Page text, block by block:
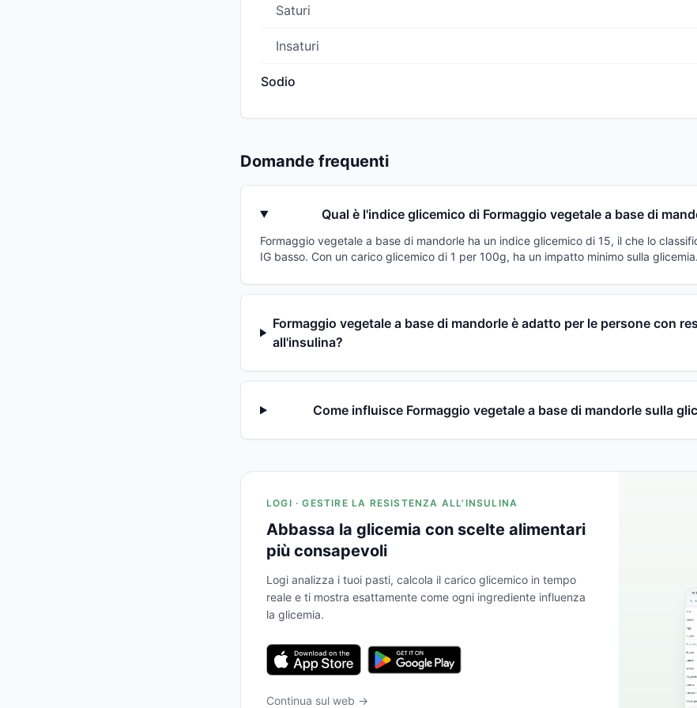
Saturi
Insaturi
Sodio
Domande frequenti
Qual è l'indice glicemico di Formaggio vegetale a base di
Formaggio vegetale a base di mandorle ha un indice glicemico di 15, il che lo
IG basso. Con un carico glicemico di 1 per 100g, ha un impatto minimo sulla glicemia.
Formaggio vegetale a base di mandorle è adatto per le persone con
all'insulina?
Come influisce Formaggio vegetale a base di mandorle sulla
LOGI · GESTIRE LA RESISTENZA ALL'INSULINA
Abbassa la glicemia con scelte alimentari
più consapevoli
Logi analizza i tuoi pasti, calcola il carico glicemico in tempo
reale e ti mostra esattamente come ogni ingrediente influenza
la glicemia.
Continua sul web →